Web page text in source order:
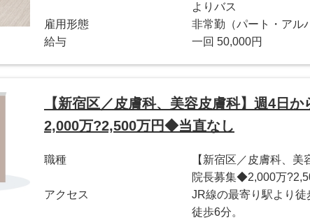
よりバス
雇用形態
非常勤（パート・アル
給与
一回 50,000円
【新宿区／皮膚科、美容皮膚科】週4日
2,000万?2,500万円◆当直なし
職種
【新宿区／皮膚科、
院長募集◆2,000万
アクセス
JR線の最寄り駅より徒
徒歩6分。